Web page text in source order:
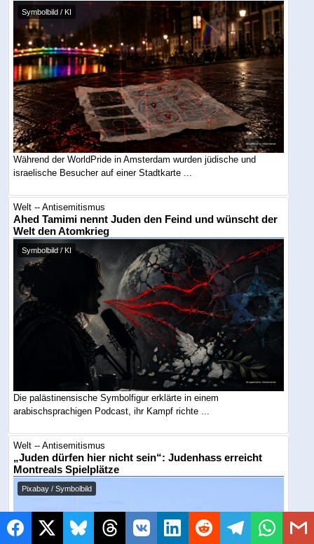
Symbolbild / KI
Während der WorldPride in Amsterdam wurden jüdische und
israelische Besucher auf einer Stadtkarte ...
Welt -- Antisemitismus
Ahed Tamimi nennt Juden den Feind und wünscht der
Welt den Atomkrieg
Symbolbild / KI
Die palästinensische Symbolfigur erklärte in einem
arabischsprachigen Podcast, ihr Kampf richte ...
Welt -- Antisemitismus
„Juden dürfen hier nicht sein“: Judenhass erreicht
Montreals Spielplätze
Pixabay / Symbolbild